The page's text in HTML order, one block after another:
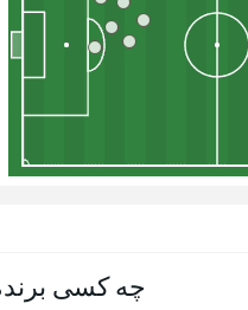
چه کسی